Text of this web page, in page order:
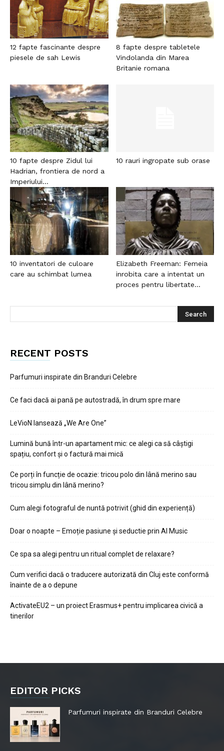
12 fapte fascinante despre
piesele de sah Lewis
8 fapte despre tabletele
Vindolanda din Marea
Britanie romana
10 fapte despre Zidul lui
Hadrian, frontiera de nord a
Imperiului...
10 rauri ingropate sub orase
10 inventatori de culoare
care au schimbat lumea
Elizabeth Freeman: Femeia
inrobita care a intentat un
proces pentru libertate...
RECENT POSTS
Parfumuri inspirate din Branduri Celebre
Ce faci dacă ai pană pe autostradă, în drum spre mare
LeVioN lansează „We Are One”
Lumină bună într-un apartament mic: ce alegi ca să câștigi
spațiu, confort și o factură mai mică
Ce porți în funcție de ocazie: tricou polo din lână merino sau
tricou simplu din lână merino?
Cum alegi fotograful de nuntă potrivit (ghid din experiență)
Doar o noapte – Emoție pasiune și seductie prin AI Music
Ce spa sa alegi pentru un ritual complet de relaxare?
Cum verifici dacă o traducere autorizată din Cluj este conformă
înainte de a o depune
ActivateEU2 – un proiect Erasmus+ pentru implicarea civică a
tinerilor
EDITOR PICKS
Parfumuri inspirate din Branduri Celebre